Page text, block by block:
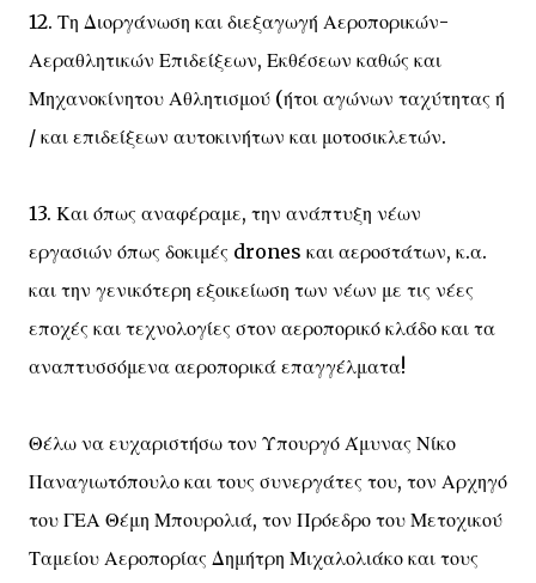
12. Τη Διοργάνωση και διεξαγωγή Αεροπορικών-
Αεραθλητικών Επιδείξεων, Εκθέσεων καθώς και
Μηχανοκίνητου Αθλητισμού (ήτοι αγώνων ταχύτητας ή
/ και επιδείξεων αυτοκινήτων και μοτοσικλετών.
13. Και όπως αναφέραμε, την ανάπτυξη νέων
εργασιών όπως δοκιμές drones και αεροστάτων, κ.α.
και την γενικότερη εξοικείωση των νέων με τις νέες
εποχές και τεχνολογίες στον αεροπορικό κλάδο και τα
αναπτυσσόμενα αεροπορικά επαγγέλματα!
Θέλω να ευχαριστήσω τον Υπουργό Άμυνας Νίκο
Παναγιωτόπουλο και τους συνεργάτες του, τον Αρχηγό
του ΓΕΑ Θέμη Μπουρολιά, τον Πρόεδρο του Μετοχικού
Ταμείου Αεροπορίας Δημήτρη Μιχαλολιάκο και τους